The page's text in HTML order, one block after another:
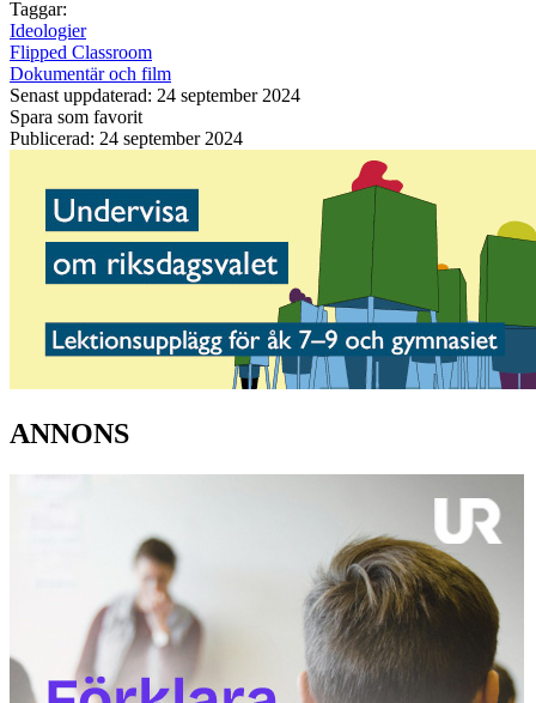
Taggar:
Ideologier
Flipped Classroom
Dokumentär och film
Senast uppdaterad: 24 september 2024
Spara som favorit
Publicerad: 24 september 2024
ANNONS